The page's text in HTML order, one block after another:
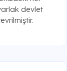
devlet